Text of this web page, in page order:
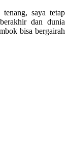
saya tetap
dan dunia
bisa bergairah